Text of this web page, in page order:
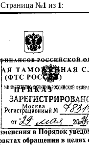
Страница №1 из 1: